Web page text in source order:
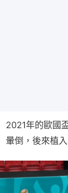
2021年的歐國
暈倒，後來植